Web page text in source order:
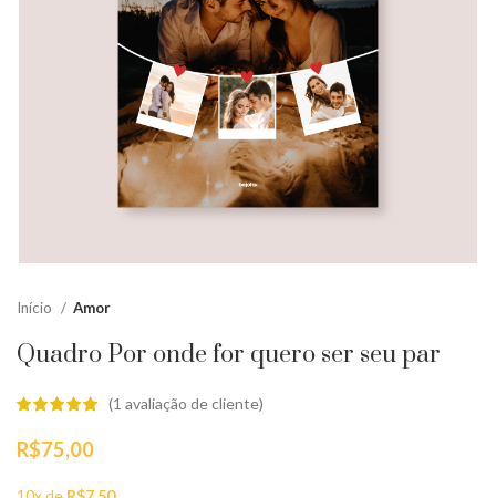
Início Amor
Quadro Por onde for quero ser seu par
(1 avaliação de cliente)
R$75,00